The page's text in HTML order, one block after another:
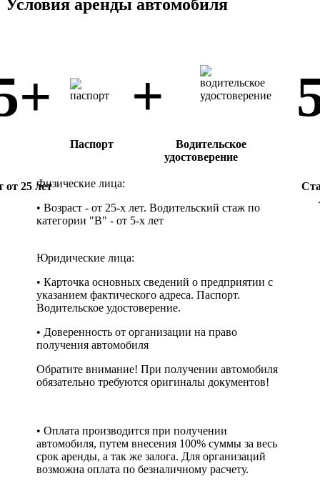
Условия аренды автомобиля
от 25 лет
Паспорт
+
Водительское
удостоверение
Физические лица:
• Возраст - от 25-х лет. Водительский стаж по
категории "B" - от 5-х лет
Юридические лица:
• Карточка основных сведений о предприятии с
указанием фактического адреса. Паспорт.
Водительское удостоверение.
• Доверенность от организации на право
получения автомобиля
Обратите внимание! При получении автомобиля
обязательно требуются оригиналы документов!
• Оплата производится при получении
автомобиля, путем внесения 100% суммы за весь
срок аренды, а так же залога. Для организаций
возможна оплата по безналичному расчету.